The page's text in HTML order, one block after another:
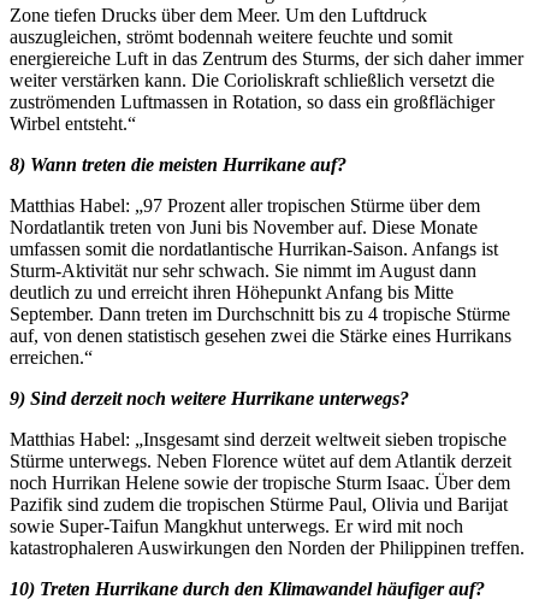
Zone tiefen Drucks über dem Meer. Um den Luftdruck
auszugleichen, strömt bodennah weitere feuchte und somit
energiereiche Luft in das Zentrum des Sturms, der sich daher immer
weiter verstärken kann. Die Corioliskraft schließlich versetzt die
zuströmenden Luftmassen in Rotation, so dass ein großflächiger
Wirbel entsteht.“
8) Wann treten die meisten Hurrikane auf?
Matthias Habel: „97 Prozent aller tropischen Stürme über dem
Nordatlantik treten von Juni bis November auf. Diese Monate
umfassen somit die nordatlantische Hurrikan-Saison. Anfangs ist
Sturm-Aktivität nur sehr schwach. Sie nimmt im August dann
deutlich zu und erreicht ihren Höhepunkt Anfang bis Mitte
September. Dann treten im Durchschnitt bis zu 4 tropische Stürme
auf, von denen statistisch gesehen zwei die Stärke eines Hurrikans
erreichen.“
9) Sind derzeit noch weitere Hurrikane unterwegs?
Matthias Habel: „Insgesamt sind derzeit weltweit sieben tropische
Stürme unterwegs. Neben Florence wütet auf dem Atlantik derzeit
noch Hurrikan Helene sowie der tropische Sturm Isaac. Über dem
Pazifik sind zudem die tropischen Stürme Paul, Olivia und Barijat
sowie Super-Taifun Mangkhut unterwegs. Er wird mit noch
katastrophaleren Auswirkungen den Norden der Philippinen treffen.
10) Treten Hurrikane durch den Klimawandel häufiger auf?